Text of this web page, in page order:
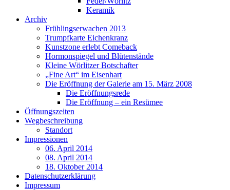
Keramik
Archiv
Frühlingserwachen 2013
Trumpfkarte Eichenkranz
Kunstzone erlebt Comeback
Hormonspiegel und Blütenstände
Kleine Wörlitzer Botschafter
„Fine Art“ im Eisenhart
Die Eröffnung der Galerie am 15. März 2008
Die Eröffnungsrede
Die Eröffnung – ein Resümee
Öffnungszeiten
Wegbeschreibung
Standort
Impressionen
06. April 2014
08. April 2014
18. Oktober 2014
Datenschutzerklärung
Impressum